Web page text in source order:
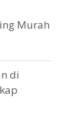
Murah
di